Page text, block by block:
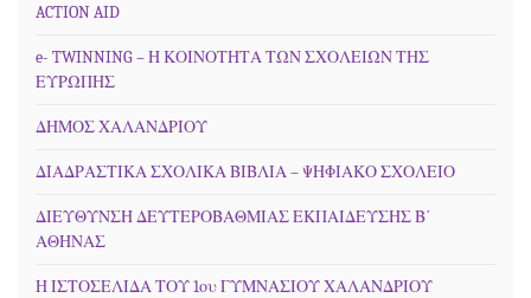
ACTION AID
e- TWINNING – Η ΚΟΙΝΟΤΗΤΑ ΤΩΝ ΣΧΟΛΕΙΩΝ ΤΗΣ
ΕΥΡΩΠΗΣ
ΔΗΜΟΣ ΧΑΛΑΝΔΡΙΟΥ
ΔΙΑΔΡΑΣΤΙΚΑ ΣΧΟΛΙΚΑ ΒΙΒΛΙΑ – ΨΗΦΙΑΚΟ ΣΧΟΛΕΙΟ
ΔΙΕΥΘΥΝΣΗ ΔΕΥΤΕΡΟΒΑΘΜΙΑΣ ΕΚΠΑΙΔΕΥΣΗΣ Β΄
ΑΘΗΝΑΣ
Η ΙΣΤΟΣΕΛΙΔΑ ΤΟΥ 1ου ΓΥΜΝΑΣΙΟΥ ΧΑΛΑΝΔΡΙΟΥ